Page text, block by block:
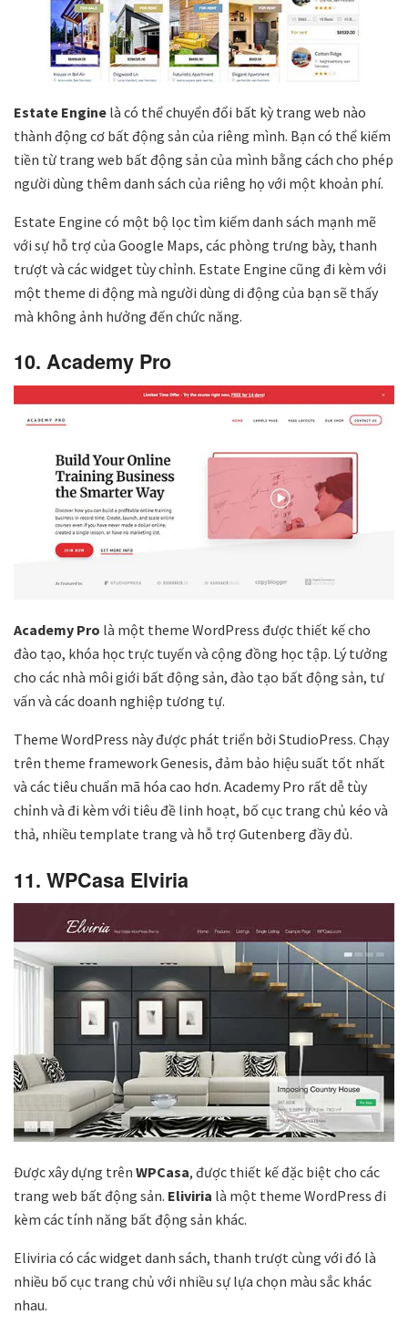
Estate Engine là có thể chuyển đổi bất kỳ trang web nào
thành động cơ bất động sản của riêng mình. Bạn có thể kiếm
tiền từ trang web bất động sản của mình bằng cách cho phép
người dùng thêm danh sách của riêng họ với một khoản phí.
Estate Engine có một bộ lọc tìm kiếm danh sách mạnh mẽ
với sự hỗ trợ của Google Maps, các phòng trưng bày, thanh
trượt và các widget tùy chỉnh. Estate Engine cũng đi kèm với
một theme di động mà người dùng di động của bạn sẽ thấy
mà không ảnh hưởng đến chức năng.
10. Academy Pro
Academy Pro là một theme WordPress được thiết kế cho
đào tạo, khóa học trực tuyến và cộng đồng học tập. Lý tưởng
cho các nhà môi giới bất động sản, đào tạo bất động sản, tư
vấn và các doanh nghiệp tương tự.
Theme WordPress này được phát triển bởi StudioPress. Chạy
trên theme framework Genesis, đảm bảo hiệu suất tốt nhất
và các tiêu chuẩn mã hóa cao hơn. Academy Pro rất dễ tùy
chỉnh và đi kèm với tiêu đề linh hoạt, bố cục trang chủ kéo và
thả, nhiều template trang và hỗ trợ Gutenberg đầy đủ.
11. WPCasa Elviria
Được xây dựng trên WPCasa, được thiết kế đặc biệt cho các
trang web bất động sản. Eliviria là một theme WordPress đi
kèm các tính năng bất động sản khác.
Eliviria có các widget danh sách, thanh trượt cùng với đó là
nhiều bố cục trang chủ với nhiều sự lựa chọn màu sắc khác
nhau.